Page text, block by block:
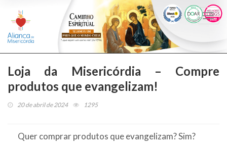
Loja da Misericórdia – Compre
produtos que evangelizam!
20 de abril de 2024 1295
Quer comprar produtos que evangelizam? Sim?